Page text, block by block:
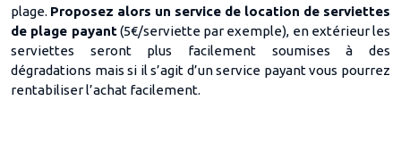
plage. Proposez alors un service de location de serviettes
de plage payant(5€/serviette par exemple), en extérieur les
serviettes seront plus facilement soumises à des
dégradations mais si il s’agit d’un service payant vous pourrez
rentabiliser l’achat facilement.